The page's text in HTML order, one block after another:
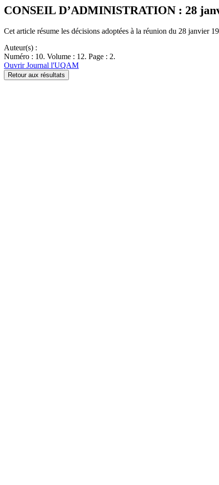
CONSEIL D’ADMINISTRATION : 28
Cet article résume les décisions adoptées à la réunion du 28 janvier
Auteur(s) :
Numéro : 10. Volume : 12. Page : 2.
Ouvrir Journal l'UQAM
Retour aux résultats